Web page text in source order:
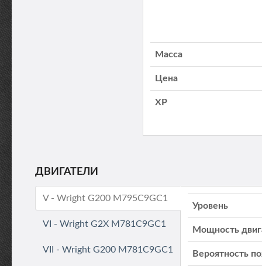
Масса
Цена
XP
ДВИГАТЕЛИ
V - Wright G200 M795C9GC1
VI - Wright G2X M781C9GC1
VII - Wright G200 M781C9GC1
Уровень
Мощность
Вероятность